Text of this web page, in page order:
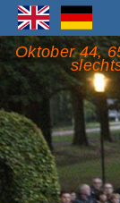
Oktober 44,